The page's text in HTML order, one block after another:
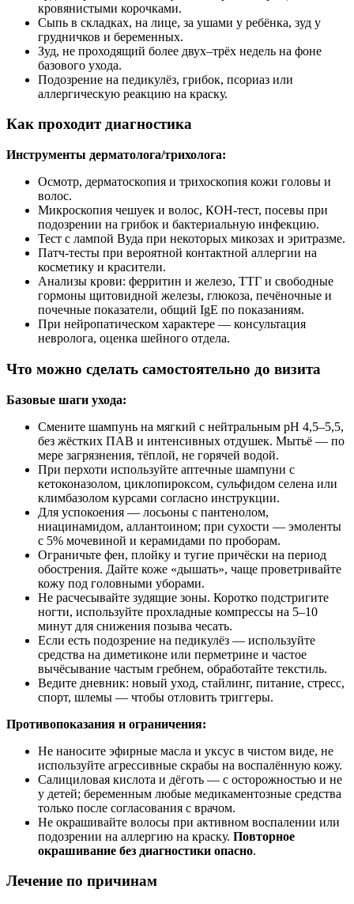
кровянистыми корочками.
Сыпь в складках, на лице, за ушами у ребёнка, зуд у
грудничков и беременных.
Зуд, не проходящий более двух–трёх недель на фоне
базового ухода.
Подозрение на педикулёз, грибок, псориаз или
аллергическую реакцию на краску.
Как проходит диагностика
Инструменты дерматолога/трихолога:
Осмотр, дерматоскопия и трихоскопия кожи головы и
волос.
Микроскопия чешуек и волос, КОН‑тест, посевы при
подозрении на грибок и бактериальную инфекцию.
Тест с лампой Вуда при некоторых микозах и эритразме.
Патч‑тесты при вероятной контактной аллергии на
косметику и красители.
Анализы крови: ферритин и железо, ТТГ и свободные
гормоны щитовидной железы, глюкоза, печёночные и
почечные показатели, общий IgE по показаниям.
При нейропатическом характере — консультация
невролога, оценка шейного отдела.
Что можно сделать самостоятельно до визита
Базовые шаги ухода:
Смените шампунь на мягкий с нейтральным pH 4,5–5,5,
без жёстких ПАВ и интенсивных отдушек. Мытьё — по
мере загрязнения, тёплой, не горячей водой.
При перхоти используйте аптечные шампуни с
кетоконазолом, циклопироксом, сульфидом селена или
климбазолом курсами согласно инструкции.
Для успокоения — лосьоны с пантенолом,
ниацинамидом, аллантоином; при сухости — эмоленты
с 5% мочевиной и керамидами по проборам.
Ограничьте фен, плойку и тугие причёски на период
обострения. Дайте коже «дышать», чаще проветривайте
кожу под головными уборами.
Не расчесывайте зудящие зоны. Коротко подстригите
ногти, используйте прохладные компрессы на 5–10
минут для снижения позыва чесать.
Если есть подозрение на педикулёз — используйте
средства на диметиконе или перметрине и частое
вычёсывание частым гребнем, обработайте текстиль.
Ведите дневник: новый уход, стайлинг, питание, стресс,
спорт, шлемы — чтобы отловить триггеры.
Противопоказания и ограничения:
Не наносите эфирные масла и уксус в чистом виде, не
используйте агрессивные скрабы на воспалённую кожу.
Салициловая кислота и дёготь — с осторожностью и не
у детей; беременным любые медикаментозные средства
только после согласования с врачом.
Не окрашивайте волосы при активном воспалении или
подозрении на аллергию на краску. Повторное
окрашивание без диагностики опасно.
Лечение по причинам